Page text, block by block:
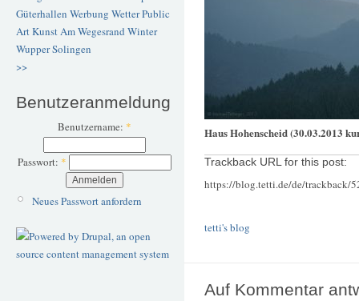
Güterhallen Werbung WetterPublic
ArtKunstAm Wegesrand Winter
WupperSolingen
>>
Benutzeranmeldung
Benutzername: *
Passwort: *
Neues Passwort anfordern
Haus Hohenscheid (30.03.2013
Trackback URL for this post:
https://blog.tetti.de/de/trackback/
tetti's blog
Auf Kommentar